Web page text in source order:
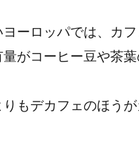
ーロッパでは、カ
がコーヒー豆や茶
もデカフェのほう